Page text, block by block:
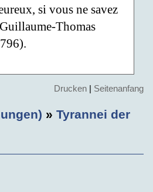
si vous ne savez
Thomas
Drucken | Seitenanfang
» Tyrannei der